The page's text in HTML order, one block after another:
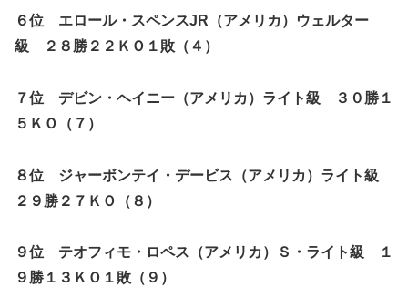
６位 エロール・スペンスJR（アメリカ）ウェルター
級 ２８勝２２ＫＯ１敗（４）
７位 デビン・ヘイニー（アメリカ）ライト級 ３０勝１
５ＫＯ（７）
８位 ジャーボンテイ・デービス（アメリカ）ライト級
２９勝２７ＫＯ（８）
９位 テオフィモ・ロペス（アメリカ）Ｓ・ライト級 １
９勝１３ＫＯ１敗（９）